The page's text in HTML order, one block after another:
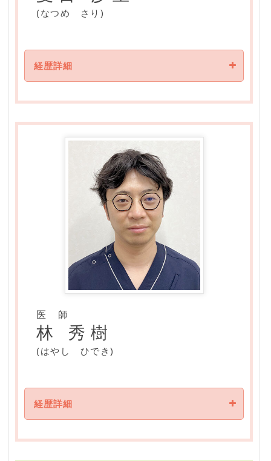
神戸大学医学部附属病院 形成外科
2005年
宝塚市立病院 形成外科
三田市民病院 形成外科
神戸・ハーバーランド院 院長就任
(なつめ さり)
経歴詳細
[ 資格 ]
日本乳房オンコプラスティックサージャリー学会
香川大学 卒業
経 歴
2005年
京都大学医学部附属病院 臨床研修
関西電力病院 形成外科
医 師
林 秀樹
(はやし ひでき)
経歴詳細
[ 資格 ]